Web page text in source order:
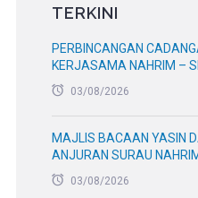
TERKINI
PERBINCANGAN
KERJASAMA NAHRIM –
03/08/2026
MAJLIS BACAAN YASIN
ANJURAN SURAU
03/08/2026